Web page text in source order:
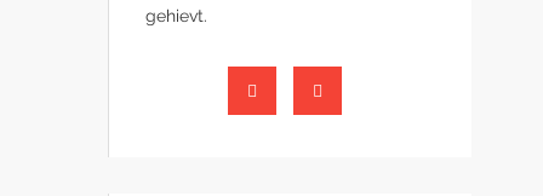
gehievt.